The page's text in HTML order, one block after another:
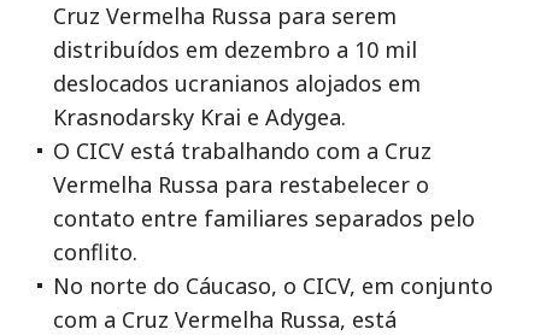
Cruz Vermelha Russa para serem
distribuídos em dezembro a 10 mil
deslocados ucranianos alojados em
Krasnodarsky Krai e Adygea.
O CICV está trabalhando com a Cruz
Vermelha Russa para restabelecer o
contato entre familiares separados pelo
conflito.
No norte do Cáucaso, o CICV, em conjunto
com a Cruz Vermelha Russa, está